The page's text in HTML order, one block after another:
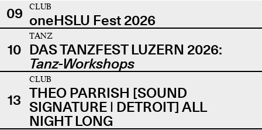
09
CLUB
oneHSLU Fest 2026
10
TANZ
DAS TANZFEST LUZERN 2026:
Tanz-Workshops
13
CLUB
THEO PARRISH [SOUND
SIGNATURE | DETROIT] ALL
NIGHT LONG